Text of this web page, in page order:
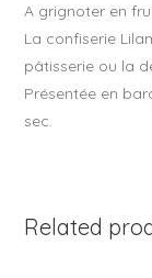
A grignoter en
La confiserie
pâtisserie ou la
Présentée en
sec.
Related